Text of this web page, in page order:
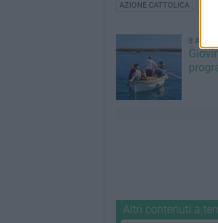
AZIONE CATTOLICA
8
Altri contenuti a